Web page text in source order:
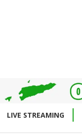
LIVE STREAMING